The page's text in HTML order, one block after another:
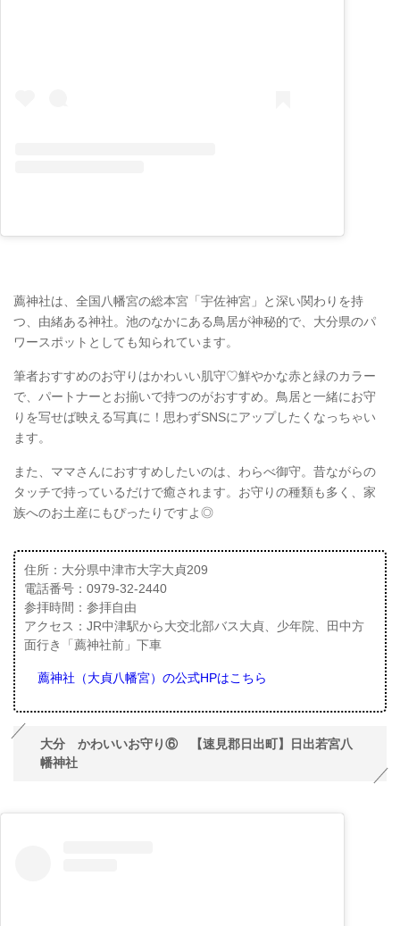
薦神社は、全国八幡宮の総本宮「宇佐神宮」と深い関わりを持
つ、由緒ある神社。池のなかにある鳥居が神秘的で、大分県のパ
ワースポットとしても知られています。
筆者おすすめのお守りはかわいい肌守♡鮮やかな赤と緑のカラー
で、パートナーとお揃いで持つのがおすすめ。鳥居と一緒にお守
りを写せば映える写真に！思わずSNSにアップしたくなっちゃい
ます。
また、ママさんにおすすめしたいのは、わらべ御守。昔ながらの
タッチで持っているだけで癒されます。お守りの種類も多く、家
族へのお土産にもぴったりですよ◎
住所：大分県中津市大字大貞209
電話番号：0979-32-2440
参拝時間：参拝自由
アクセス：JR中津駅から大交北部バス大貞、少年院、田中方
面行き「薦神社前」下車
薦神社（大貞八幡宮）の公式HPはこちら
大分 かわいいお守り⑥ 【速見郡日出町】日出若宮八
幡神社